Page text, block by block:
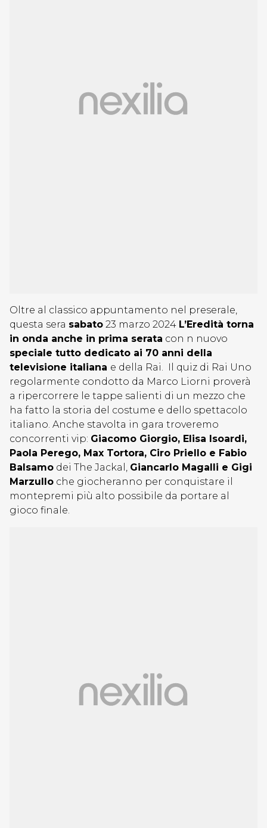
Oltre al classico appuntamento nel preserale,
questa sera sabato 23 marzo 2024 L’Eredità torna
in onda anche in prima serata con n nuovo
speciale tutto dedicato ai 70 anni della
televisione italiana e della Rai. Il quiz di Rai Uno
regolarmente condotto da Marco Liorni proverà
a ripercorrere le tappe salienti di un mezzo che
ha fatto la storia del costume e dello spettacolo
italiano. Anche stavolta in gara troveremo
concorrenti vip: Giacomo Giorgio, Elisa Isoardi,
Paola Perego, Max Tortora, Ciro Priello e Fabio
Balsamo dei The Jackal, Giancarlo Magalli e Gigi
Marzullo che giocheranno per conquistare il
montepremi più alto possibile da portare al
gioco finale.